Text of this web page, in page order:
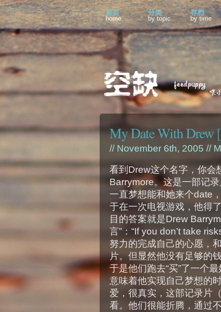
首页
home
分类
by topic
存档
by time
My Date With Drew
// November 6th, 2005 //
看到Drew这个名字，你会
Barrymore。这是一部记
一直梦想能和她来个date
于在一次电视游戏，他得
目的答案就是Drew
言”：“If you don’t take
努力的完成自己的心愿，
片。但显然他没有足够的
于是他们跑去“买”了一个
意味着他实现自己梦想的
爱，很真实，这部记录片
看。他们很能折腾，通过